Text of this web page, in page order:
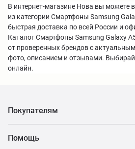
В интернет-магазине Нова вы можете
из категории Смартфоны Samsung
быстрая доставка по всей России и
Каталог Смартфоны Samsung Galaxy
от проверенных брендов с
фото, описанием и отзывами.
онлайн.
Покупателям
Помощь